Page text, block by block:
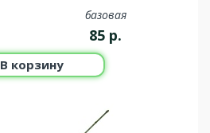
базовая
85 р.
В корзину